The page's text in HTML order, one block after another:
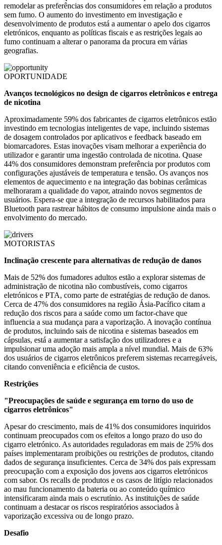
remodelar as preferências dos consumidores em relação a produtos
sem fumo. O aumento do investimento em investigação e
desenvolvimento de produtos está a aumentar o apelo dos cigarros
eletrónicos, enquanto as políticas fiscais e as restrições legais ao
fumo continuam a alterar o panorama da procura em várias
geografias.
OPORTUNIDADE
Avanços tecnológicos no design de cigarros eletrônicos e entrega
de nicotina
Aproximadamente 59% dos fabricantes de cigarros eletrônicos estão
investindo em tecnologias inteligentes de vape, incluindo sistemas
de dosagem controlados por aplicativos e feedback baseado em
biomarcadores. Estas inovações visam melhorar a experiência do
utilizador e garantir uma ingestão controlada de nicotina. Quase
44% dos consumidores demonstram preferência por produtos com
configurações ajustáveis ​​de temperatura e tensão. Os avanços nos
elementos de aquecimento e na integração das bobinas cerâmicas
melhoraram a qualidade do vapor, atraindo novos segmentos de
usuários. Espera-se que a integração de recursos habilitados para
Bluetooth para rastrear hábitos de consumo impulsione ainda mais o
envolvimento do mercado.
MOTORISTAS
Inclinação crescente para alternativas de redução de danos
Mais de 52% dos fumadores adultos estão a explorar sistemas de
administração de nicotina não combustíveis, como cigarros
eletrónicos e PTA, como parte de estratégias de redução de danos.
Cerca de 47% dos consumidores na região Ásia-Pacífico citam a
redução dos riscos para a saúde como um factor-chave que
influencia a sua mudança para a vaporização. A inovação contínua
de produtos, incluindo sais de nicotina e sistemas baseados em
cápsulas, está a aumentar a satisfação dos utilizadores e a
impulsionar uma adoção mais ampla a nível mundial. Mais de 63%
dos usuários de cigarros eletrônicos preferem sistemas recarregáveis,
citando conveniência e eficiência de custos.
Restrições
"Preocupações de saúde e segurança em torno do uso de
cigarros eletrônicos"
Apesar do crescimento, mais de 41% dos consumidores inquiridos
continuam preocupados com os efeitos a longo prazo do uso do
cigarro eletrónico. As autoridades reguladoras em mais de 25% dos
países implementaram proibições ou restrições de produtos, citando
dados de segurança insuficientes. Cerca de 34% dos pais expressam
preocupação com a exposição dos jovens aos cigarros eletrónicos
com sabor. Os recalls de produtos e os casos de litígio relacionados
ao mau funcionamento da bateria ou ao conteúdo químico
intensificaram ainda mais o escrutínio. As instituições de saúde
continuam a destacar os riscos respiratórios associados à
vaporização excessiva ou de longo prazo.
Desafio